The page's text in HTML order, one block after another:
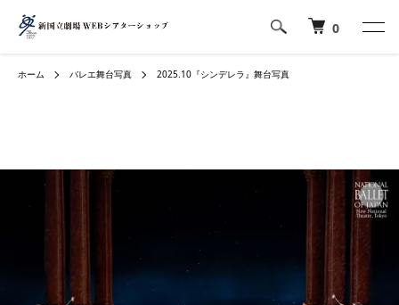
0
ホーム バレエ舞台写真 2025.10『シンデレラ』舞台写真